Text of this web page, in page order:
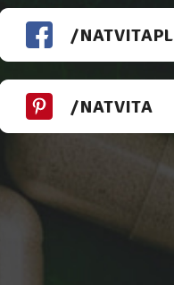
/NATVITAPL
/NATVITA